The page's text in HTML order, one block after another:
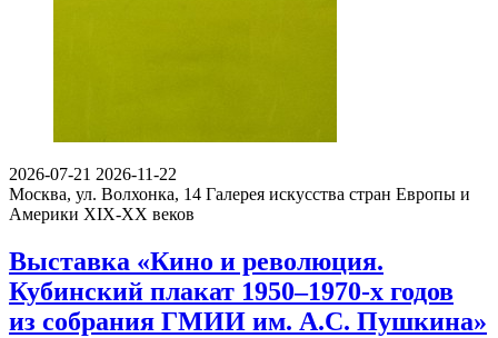
2026-07-21 2026-11-22
Москва, ул. Волхонка, 14 Галерея искусства стран Европы и
Америки XIX-ХХ веков
Выставка «Кино и революция.
Кубинский плакат 1950–1970-х годов
из собрания ГМИИ им. А.С. Пушкина»